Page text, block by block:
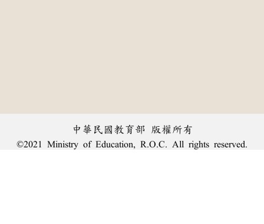
中華民國教育部 版權所有
©2021 Ministry of Education, R.O.C. All rights reserved.